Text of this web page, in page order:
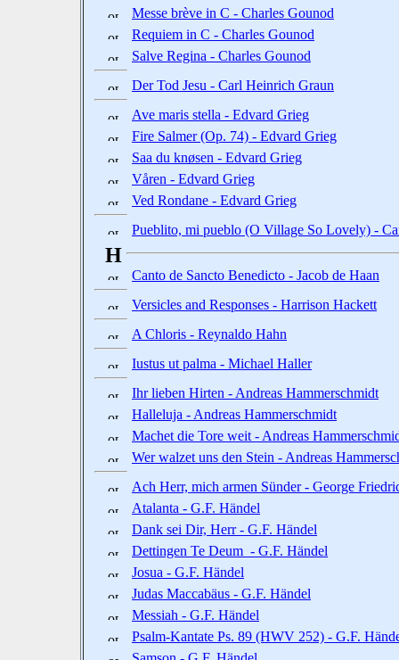
Messe brève in C - Charles Gounod
Requiem in C - Charles Gounod
Salve Regina - Charles Gounod
Der Tod Jesu - Carl Heinrich Graun
Ave maris stella - Edvard Grieg
Fire Salmer (Op. 74) - Edvard Grieg
Saa du knøsen - Edvard Grieg
Våren - Edvard Grieg
Ved Rondane - Edvard Grieg
Pueblito, mi pueblo (O Village So Lovely) -
H
Canto de Sancto Benedicto - Jacob de Haan
Versicles and Responses - Harrison Hackett
A Chloris - Reynaldo Hahn
Iustus ut palma - Michael Haller
Ihr lieben Hirten - Andreas Hammerschmidt
Halleluja - Andreas Hammerschmidt
Machet die Tore weit - Andreas
Wer walzet uns den Stein - Andreas
Ach Herr, mich armen Sünder - George
Atalanta - G.F. Händel
Dank sei Dir, Herr - G.F. Händel
Dettingen Te Deum - G.F. Händel
Josua - G.F. Händel
Judas Maccabäus - G.F. Händel
Messiah - G.F. Händel
Psalm-Kantate Ps. 89 (HWV 252) - G.F.